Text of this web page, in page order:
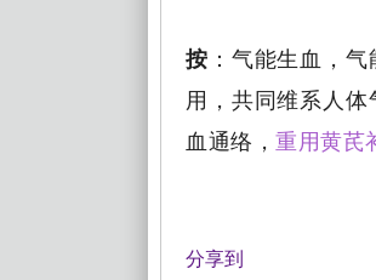
按 ：气能生血，
用，共同维系人
血通络，重用黄芪
分享到